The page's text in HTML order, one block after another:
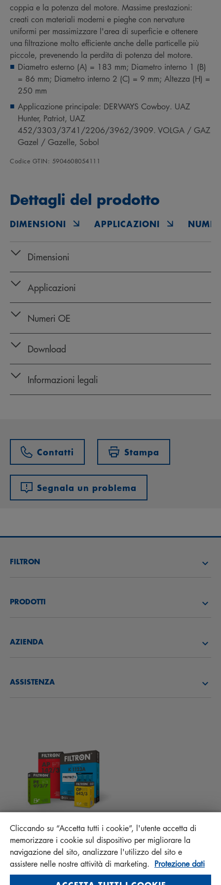
coppia e la potenza del motore. Massime prestazioni:
creati con materiali moderni e pieghe con nervature
uniformi per massimizzare l'area di superficie e ottenere
una filtrazione molto efficiente anche delle particelle più
piccole, prevenendo la perdita di potenza del motore.
Diametro esterno (A) = 183 mm; Diametro interno 1 (B)
= 86 mm; Diametro interno 2 (C) = 9 mm; Altezza (H) =
250 mm
Applicazione principale: DERWAYS Cowboy. UAZ
Hunter, Patriot, UAZ
452/3303/3741/2206/3962/3909. VOLGA / GAZ
Gazel / Gazelle, Sobol
Codice GTIN: 5904608054111
Dettagli del prodotto
DIMENSIONI APPLICAZIONI
Dimensioni
Applicazioni
Numeri OE
Download
Informazioni legali
Contatti Stampa
Segnala un problema
FILTRON
CERCA UN DISTRIBUTORE
PRODOTTI
PROTECT+
AZIENDA
ASSISTENZA
FAQ
MANN+HUMMEL FT Poland
Sp. z o. o. Sp. k.
ul. Wrocławska 145, 63-800 GOSTYŃ, POLAND
Privacy Statement
Imprint
Cliccando su “Accetta tutti i cookie”, l'utente accetta di
memorizzare i cookie sul dispositivo per migliorare la
navigazione del sito, analizzare l'utilizzo del sito e
assistere nelle nostre attività di marketing. Protezione dati